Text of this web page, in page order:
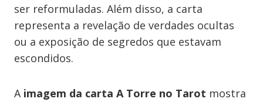
ser reformuladas. Além disso, a carta
representa a revelação de verdades ocultas
ou a exposição de segredos que estavam
escondidos.
A imagem da carta A Torre no Tarot mostra